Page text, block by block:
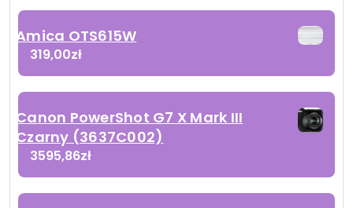
Amica OTS615W
319,00zł
Canon PowerShot G7 X Mark III
Czarny (3637C002)
3595,86zł